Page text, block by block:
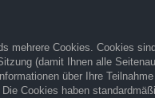
mehrere Cookies. Cookies
(damit Ihnen alle
über Ihre
Cookies haben